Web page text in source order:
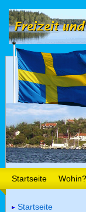
Startseite Wohin?
Startseite